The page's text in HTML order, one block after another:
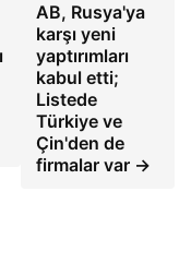
AB, Rusya'ya
karşı yeni
yaptırımları
kabul etti;
Listede
Türkiye ve
Çin'den de
firmalar var →